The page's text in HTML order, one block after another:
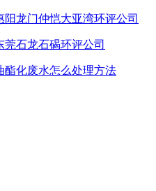
龙门仲恺大亚湾环评公司
石龙石碣环评公司
酯化废水怎么处理方法